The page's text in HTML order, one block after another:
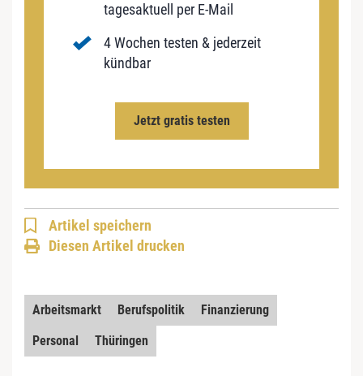
tagesaktuell per E-Mail
4 Wochen testen & jederzeit
kündbar
Jetzt gratis testen
Artikel speichern
Diesen Artikel drucken
Arbeitsmarkt Berufspolitik
Finanzierung
Personal
Thüringen